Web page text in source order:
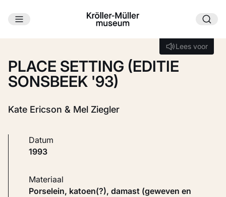
Ga naar hoofdinhoud
Lees voor
Lees voor
PLACE SETTING (EDITIE
SONSBEEK '93)
Kate Ericson & Mel Ziegler
Datum
1993
Materiaal
Porselein, katoen(?), damast (geweven en